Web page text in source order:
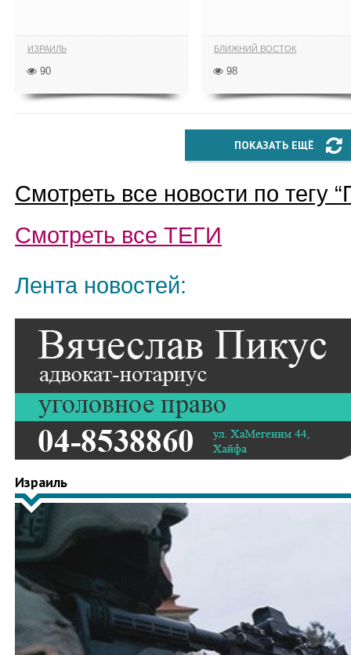
ИЗРАИЛЬ
90
БЛИЖНИЙ ВОСТОК
98
ПОКАЗАТЬ ЕЩЁ
Смотреть все новости по тегу “
Смотреть все ТЕГИ
Лента новостей:
Израиль